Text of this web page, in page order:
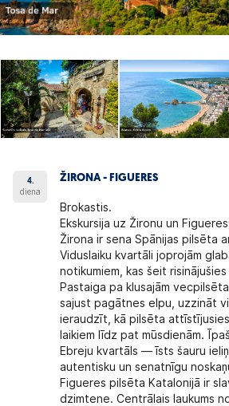
4.
diena
ŽIRONA - FIGUERES
Brokastis.
Ekskursija uz Žironu un
Žirona ir sena Spānijas pilsēta
Viduslaiku kvartāli joprojām
notikumiem, kas šeit
Pastaiga pa klusajām
sajust pagātnes elpu, uzzināt
ieraudzīt, kā pilsēta attīstījusies
laikiem līdz pat mūsdienām.
Ebreju kvartāls — īsts šauru
autentisku un senatnīgu
Figueres pilsēta Katalonijā ir
dzimtene. Centrālais laukums